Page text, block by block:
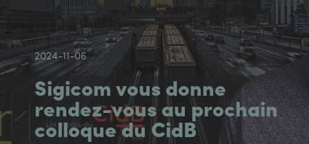
2024-11-06
Sigicom vous donne
rendez-vous au prochain
colloque du CidB